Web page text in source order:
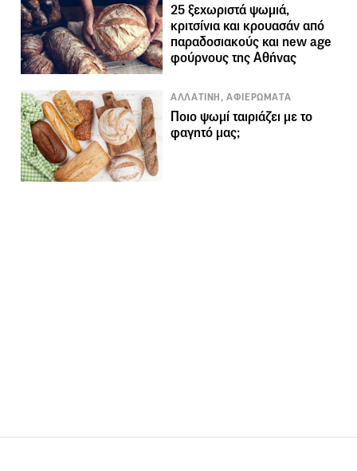
25 ξεχωριστά ψωμιά,
κριτσίνια και κρουασάν από
παραδοσιακούς και new age
φούρνους της Αθήνας
ΑΛΛΑΤΙΝΗ, ΑΦΙΕΡΩΜΑΤΑ
Ποιο ψωμί ταιριάζει με το
φαγητό μας;